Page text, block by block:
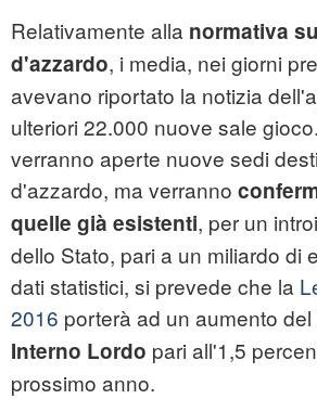
Relativamente alla normativa
d'azzardo, i media, nei giorni
avevano riportato la notizia
ulteriori 22.000 nuove sale
verranno aperte nuove sedi
d'azzardo, ma verranno
quelle già esistenti, per un
dello Stato, pari a un miliardo di
dati statistici, si prevede che la
2016 porterà ad un aumento del
Interno Lordo pari all'1,5
prossimo anno.